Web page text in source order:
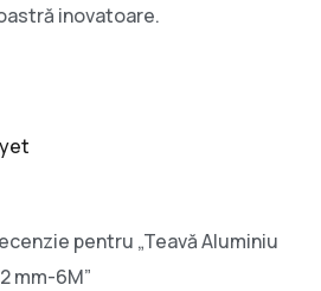
inovatoare.
pentru „Teavă Aluminiu
mm-6M”